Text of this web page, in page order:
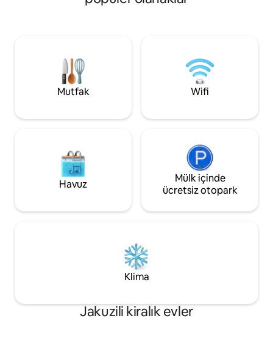
Mutfak Wifi
Havuz
Mülk içinde
ücretsiz otopark
Klima
Jakuzili kiralık evler